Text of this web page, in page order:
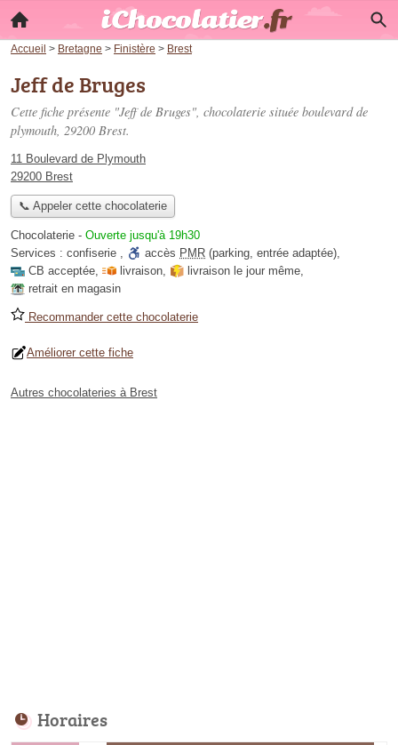
Accueil > Bretagne > Finistère > Brest
Jeff de Bruges
Cette fiche présente "Jeff de Bruges", chocolaterie située boulevard de
plymouth, 29200 Brest.
11 Boulevard de Plymouth
29200 Brest
📞 Appeler cette chocolaterie
Chocolaterie - Ouverte jusqu'à 19h30
Services : confiserie , accès PMR (parking, entrée adaptée),
CB acceptée, livraison, livraison le jour même,
retrait en magasin
Recommander cette chocolaterie
Améliorer cette fiche
Autres chocolateries à Brest
Horaires